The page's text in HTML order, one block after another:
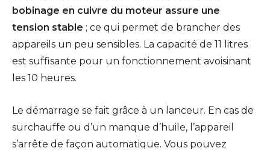
bobinage en cuivre du moteur assure une
tension stable ; ce qui permet de brancher des
appareils un peu sensibles. La capacité de 11 litres
est suffisante pour un fonctionnement avoisinant
les 10 heures.
Le démarrage se fait grâce à un lanceur. En cas de
surchauffe ou d’un manque d’huile, l’appareil
s’arrête de façon automatique. Vous pouvez